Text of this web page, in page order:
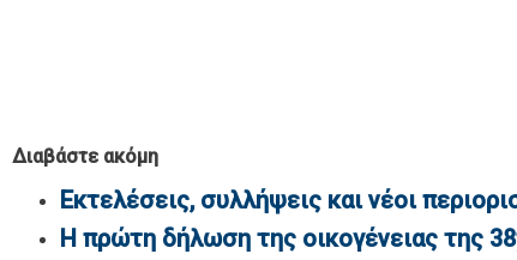
Διαβάστε ακόμη
Εκτελέσεις, συλλήψεις και νέοι
Η πρώτη δήλωση της οικογένειας της